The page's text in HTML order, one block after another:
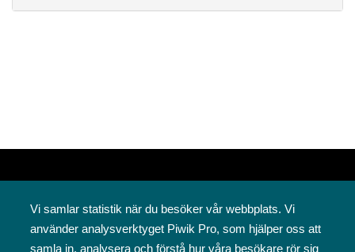
Vi samlar statistik när du besöker vår webbplats. Vi
använder analysverktyget Piwik Pro, som hjälper oss att
samla in, analysera och förstå hur våra besökare rör sig